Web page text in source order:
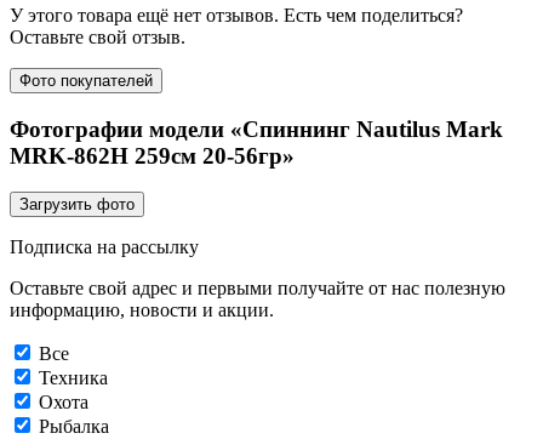
У этого товара ещё нет отзывов. Есть чем поделиться?
Оставьте свой отзыв.
Фото покупателей
Фотографии модели «Спиннинг Nautilus Mark
MRK-862H 259см 20-56гр»
Загрузить фото
Подписка на рассылку
Оставьте свой адрес и первыми получайте от нас полезную
информацию, новости и акции.
Все
Техника
Охота
Рыбалка